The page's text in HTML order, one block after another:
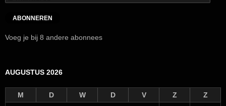
mailadres
ABONNEREN
Voeg je bij 8 andere abonnees
AUGUSTUS 2026
M D W D V Z
Z